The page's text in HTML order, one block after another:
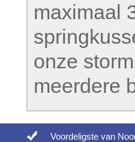
maximaal
onze
meerdere
Voordeligste van